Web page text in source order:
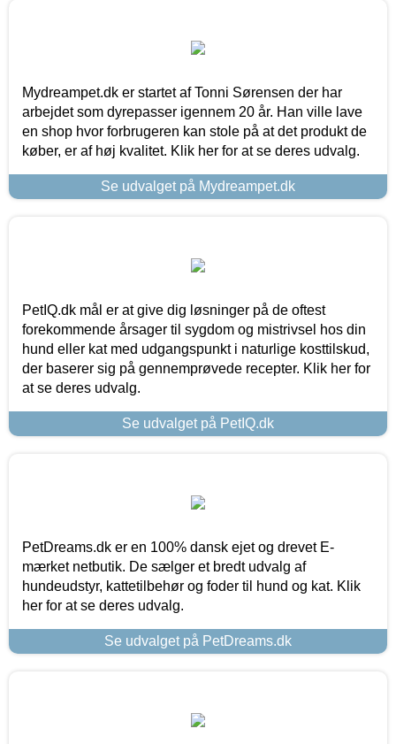
Mydreampet.dk er startet af Tonni Sørensen der har
arbejdet som dyrepasser igennem 20 år. Han ville lave
en shop hvor forbrugeren kan stole på at det produkt de
køber, er af høj kvalitet. Klik her for at se deres udvalg.
Se udvalget på Mydreampet.dk
PetIQ.dk mål er at give dig løsninger på de oftest
forekommende årsager til sygdom og mistrivsel hos din
hund eller kat med udgangspunkt i naturlige kosttilskud,
der baserer sig på gennemprøvede recepter. Klik her for
at se deres udvalg.
Se udvalget på PetIQ.dk
PetDreams.dk er en 100% dansk ejet og drevet E-
mærket netbutik. De sælger et bredt udvalg af
hundeudstyr, kattetilbehør og foder til hund og kat. Klik
her for at se deres udvalg.
Se udvalget på PetDreams.dk